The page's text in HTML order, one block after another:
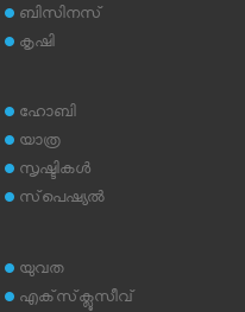
ബിസിനസ്
കൃഷി
ഹോബി
യാത്ര
സൃഷ്ടികള്‍
സ്‌പെഷ്യല്‍
യുവത
എക്‌സ്‌ക്ലൂസീവ്